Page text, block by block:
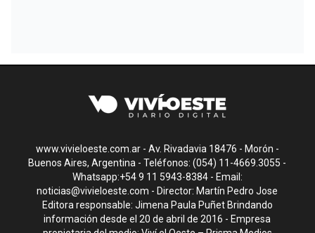
www.vivieloeste.com.ar - Av. Rivadavia 18476 - Morón -
Buenos Aires, Argentina - Teléfonos: (054) 11-4669.3055 -
Whatsapp:+54 9 11 5943-8384 - Email:
noticias@vivieloeste.com - Director: Martín Pedro Jose
Editora responsable: Jimena Paula Puñet Brindando
información desde el 20 de abril de 2016 - Empresa